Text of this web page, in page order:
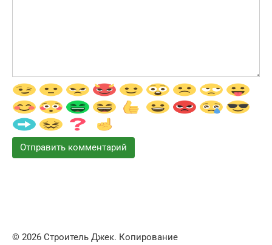
© 2026 Строитель Джек. Копирование